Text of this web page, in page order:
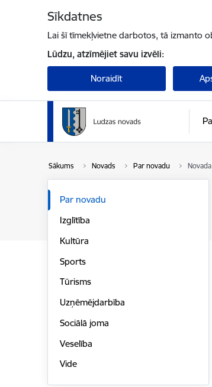
Sīkdatnes
Lai šī tīmekļvietne darbotos, tā izmanto
Lūdzu, atzīmējiet savu izvēli:
Noraidīt
Sākums Novads Par novadu
Par novadu
Izglītība
Kultūra
Sports
Tūrisms
Uzņēmējdarbība
Sociālā joma
Veselība
Vide